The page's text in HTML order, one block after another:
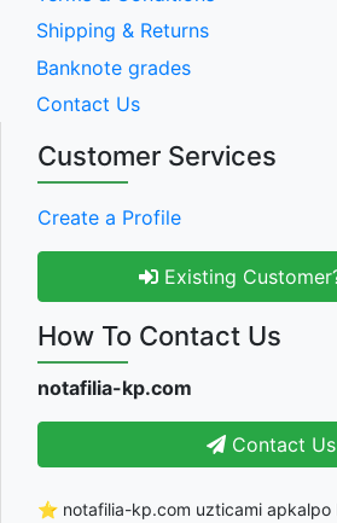
Shipping & Returns
Banknote grades
Contact Us
Customer Services
Create a Profile
Existing
How To Contact Us
notafilia-kp.com
Contact Us
⭐ notafilia-kp.com uzticami apkalpo